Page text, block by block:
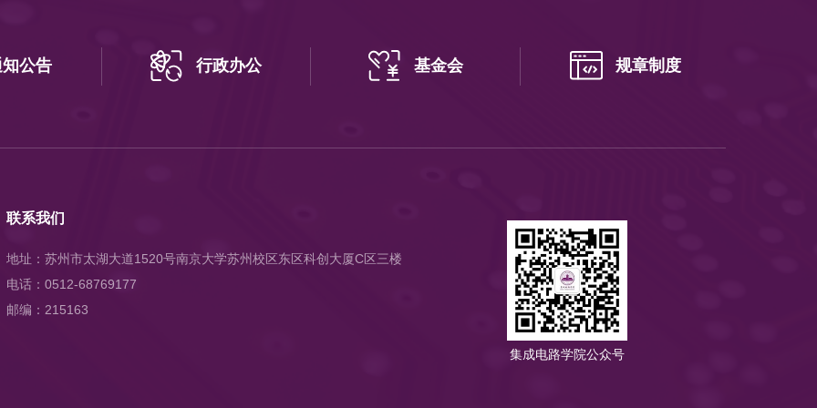
公告 行政办公 基金会 规章制度
联系我们
地址：苏州市太湖大道1520号南京大学苏州校区东区科创大厦C区三楼
电话：0512-68769177
邮编：215163
集成电路学院公众号